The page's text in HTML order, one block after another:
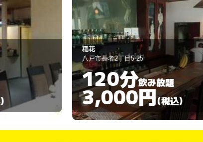
稲花
八戸市長者2丁目5-25
120分飲み放題
3,000円(税込)